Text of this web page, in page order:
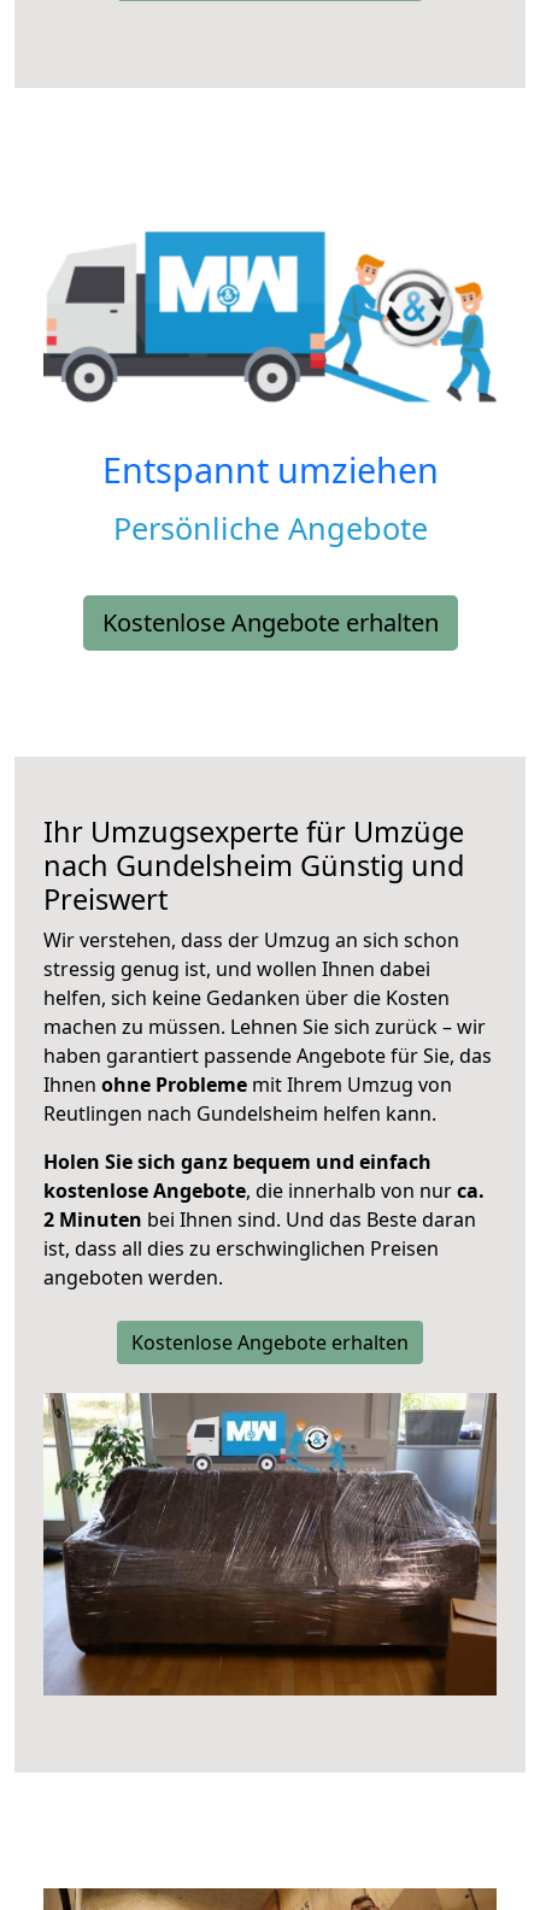
Entspannt umziehen
Persönliche Angebote
Kostenlose Angebote erhalten
Ihr Umzugsexperte für Umzüge
nach Gundelsheim Günstig und
Preiswert
Wir verstehen, dass der Umzug an sich schon
stressig genug ist, und wollen Ihnen dabei
helfen, sich keine Gedanken über die Kosten
machen zu müssen. Lehnen Sie sich zurück – wir
haben garantiert passende Angebote für Sie, das
Ihnen ohne Probleme mit Ihrem Umzug von
Reutlingen nach Gundelsheim helfen kann.
Holen Sie sich ganz bequem und einfach
kostenlose Angebote, die innerhalb von nurca.
2 Minuten bei Ihnen sind. Und das Beste daran
ist, dass all dies zu erschwinglichen Preisen
angeboten werden.
Kostenlose Angebote erhalten